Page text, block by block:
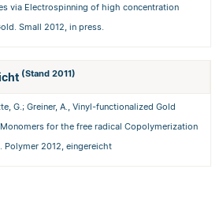
via Electrospinning of high concentration
Small 2012, in press.
(Stand 2011)
G.; Greiner, A., Vinyl-functionalized Gold
for the free radical Copolymerization
2012, eingereicht